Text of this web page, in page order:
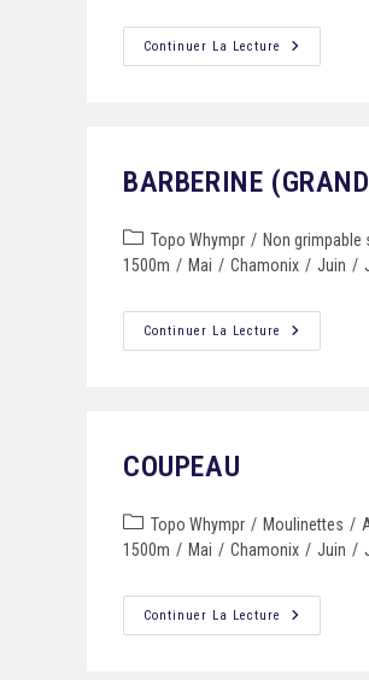
Continuer La Lecture
BARBERINE
Topo Whympr / Non grimpable
1500m / Mai / Chamonix / Juin /
Continuer La Lecture
COUPEAU
Topo Whympr / Moulinettes /
1500m / Mai / Chamonix / Juin /
Continuer La Lecture